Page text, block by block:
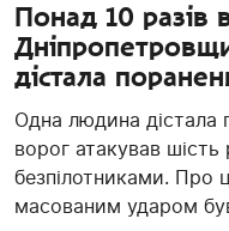
Понад 10 разів
дістала
Одна людина дістала
ворог атакував шість
безпілотниками. Про
масованим ударом